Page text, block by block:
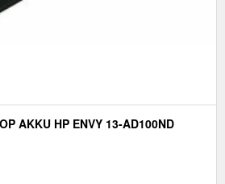
AKKU HP ENVY 13-AD100ND